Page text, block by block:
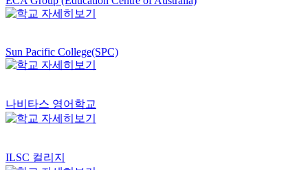
Sun Pacific College(SPC)
나비타스 영어학교
ILSC 컬리지